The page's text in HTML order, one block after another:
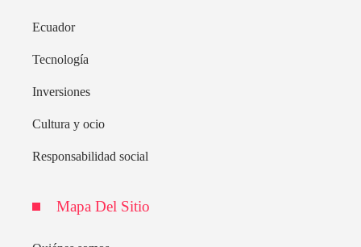
Ecuador
Tecnología
Inversiones
Cultura y ocio
Responsabilidad social
Mapa Del Sitio